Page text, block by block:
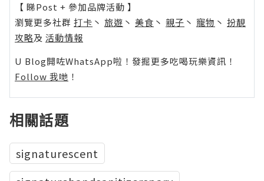
【 睇Post + 參加品牌活動 】
瀏覽更多社群 打卡 丶 旅遊 丶 美食 丶 親子 丶 寵物 丶 扮靚
攻略及 活動情報
U Blog開咗WhatsApp啦！發掘更多吃喝玩樂資訊！
Follow 我哋 ！
相關話題
signaturescent